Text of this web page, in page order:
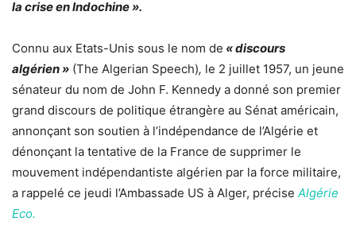
la crise en Indochine ».
Connu aux Etats-Unis sous le nom de « discours
algérien » (The Algerian Speech), le 2 juillet 1957, un jeune
sénateur du nom de John F. Kennedy a donné son premier
grand discours de politique étrangère au Sénat américain,
annonçant son soutien à l’indépendance de l’Algérie et
dénonçant la tentative de la France de supprimer le
mouvement indépendantiste algérien par la force militaire,
a rappelé ce jeudi l’Ambassade US à Alger, précise Algérie
Eco.